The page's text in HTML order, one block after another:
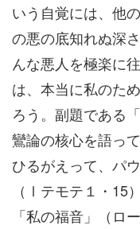
いう自覚には、他
の悪の底知れぬ深
んな悪人を極楽に
は、本当に私のた
ろう。副題である
鸞論の核心を語って
ひるがえって、パ
（Ⅰテモテ１・15
「私の福音」（ロ